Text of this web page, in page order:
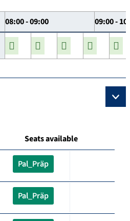
08:00 - 09:00 09:00 -
Seats available
Pal_Präp
Pal_Präp